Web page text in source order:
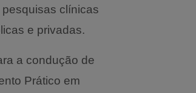
clínicas
e privadas.
a condução de
Prático em